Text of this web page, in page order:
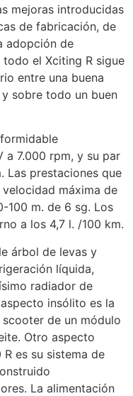
mejoras introducidas
de fabricación, de
adopción de
el Xciting R sigue
entre una buena
sobre todo un buen
a 7.000 rpm, y su par
Las prestaciones que
máxima de
100 m. de 6 sg. Los
a los 4,7 l. /100 km.
árbol de levas y
líquida,
radiador de
insólito es la
de un módulo
Otro aspecto
es su sistema de
La alimentación